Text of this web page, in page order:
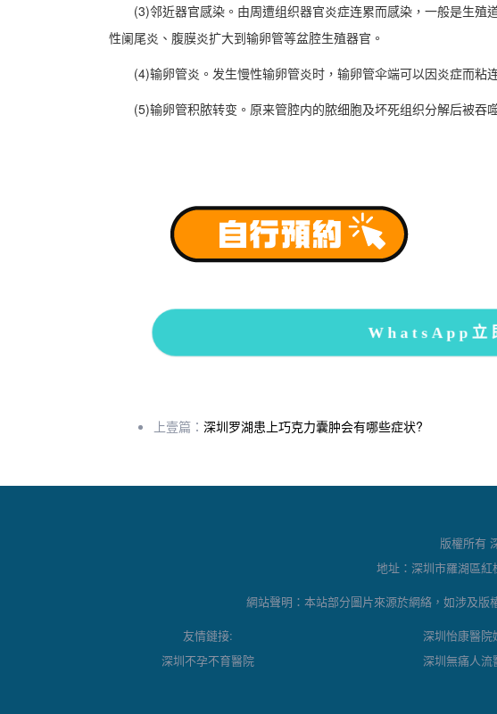
(3)邻近器官感染。由周遭组织器官炎症连累而感染，一般是生殖
性阑尾炎、腹膜炎扩大到输卵管等盆腔生殖器官。
(4)输卵管炎。发生慢性输卵管炎时，输卵管伞端可以因炎症而粘
(5)输卵管积脓转变。原来管腔内的脓细胞及坏死组织分解后被吞
WhatsApp立
上壹篇： 深圳罗湖患上巧克力囊肿会有哪些症状?
版權所有
地址：深圳市羅湖區
網站聲明：本站部分圖片來源於網絡，如涉及
友情鏈接:
深圳怡康醫院
深圳不孕不育醫院
深圳無痛人流